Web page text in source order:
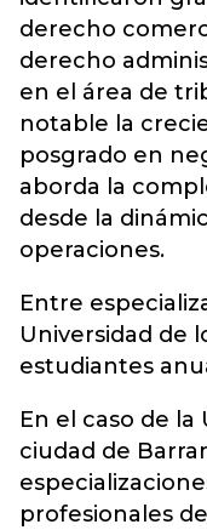
derecho
derecho
en el área de
notable la
posgrado en
aborda la
desde la
operaciones.
Entre
Universidad de
estudiantes
En el caso de
ciudad de
profesionales